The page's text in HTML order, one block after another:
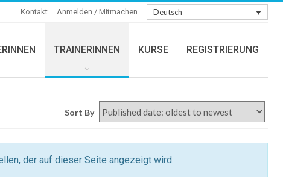
Deutsch
Anmelden / Mitmachen
Kontakt
TRAINERINNEN KURSE REGISTRIERUNG
Sort By
der auf dieser Seite angezeigt wird.